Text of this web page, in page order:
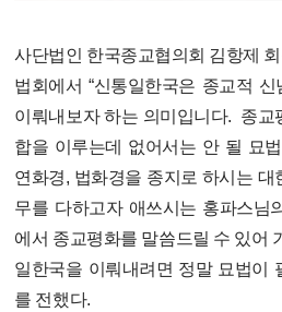
사단법인 한국종교협의회 김항제
법회에서 “신통일한국은 종교적
이뤄내보자 하는 의미입니다. 종교
합을 이루는데 없어서는 안 될 묘
연화경, 법화경을 종지로 하시는 대
무를 다하고자 애쓰시는 홍파스님
에서 종교평화를 말씀드릴 수 있어
일한국을 이뤄내려면 정말 묘법이
를 전했다.